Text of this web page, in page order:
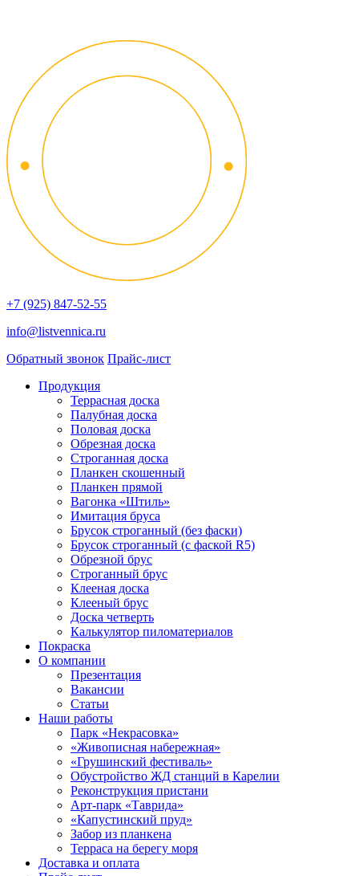
+7 (925) 847-52-55
info@listvennica.ru
Обратный звонок Прайс-лист
Продукция
Террасная доска
Палубная доска
Половая доска
Обрезная доска
Строганная доска
Планкен скошенный
Планкен прямой
Вагонка «Штиль»
Имитация бруса
Брусок строганный (без фаски)
Брусок строганный (с фаской R5)
Обрезной брус
Строганный брус
Клееная доска
Клееный брус
Доска четверть
Калькулятор пиломатериалов
Покраска
О компании
Презентация
Вакансии
Статьи
Наши работы
Парк «Некрасовка»
«Живописная набережная»
«Грушинский фестиваль»
Обустройство ЖД станций в Карелии
Реконструкция пристани
Арт-парк «Таврида»
«Капустинский пруд»
Забор из планкена
Терраса на берегу моря
Доставка и оплата